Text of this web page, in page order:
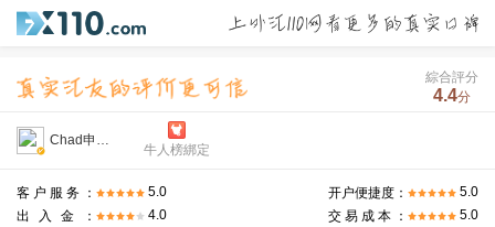
綜合評分
4.4分
Chad申非语
牛人榜綁定
客户服务： 5.0 开户便捷度：
5.0
出入金：
4.0 交易成本：
5.0